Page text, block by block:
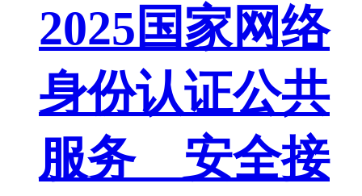
2025国家网络
身份认证公共
服务 安全接